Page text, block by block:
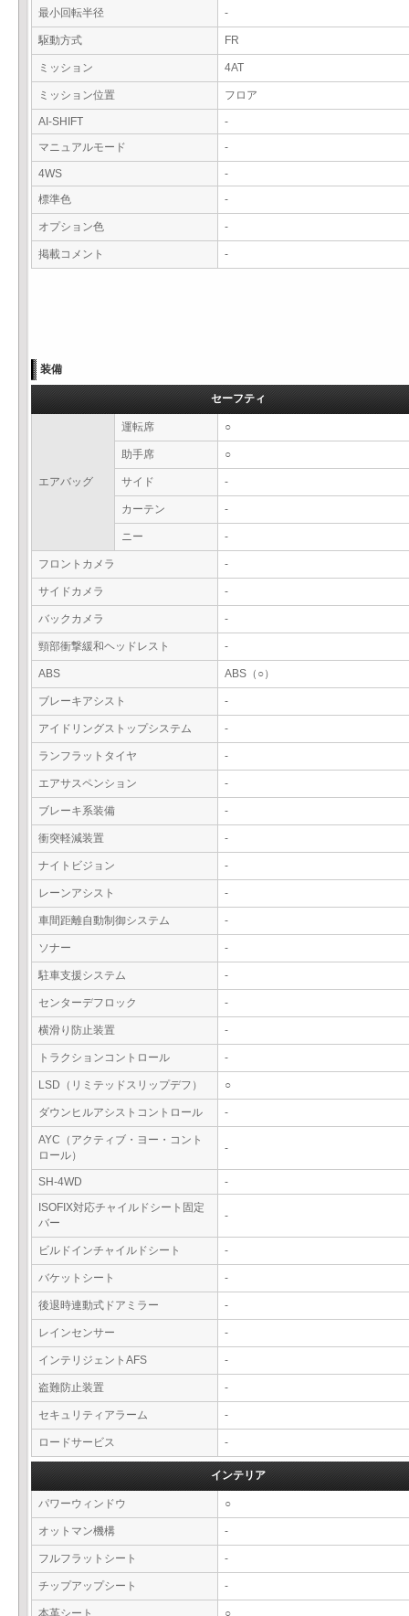
最小回転半径 -
駆動方式 FR
ミッション 4AT
ミッション位置 フロア
AI-SHIFT
-
マニュアルモード
-
4WS
-
標準色
-
オプション色 -
掲載コメント -
装備
セーフティ
エアバッグ
運転席 ○
助手席 ○
サイド -
カーテン -
ニー -
フロントカメラ -
サイドカメラ -
バックカメラ -
頸部衝撃緩和ヘッドレスト -
ABS ABS（○）
ブレーキアシスト -
アイドリングストップシステム -
ランフラットタイヤ -
エアサスペンション -
ブレーキ系装備 -
衝突軽減装置 -
ナイトビジョン -
レーンアシスト -
車間距離自動制御システム -
ソナー -
駐車支援システム -
センターデフロック -
横滑り防止装置 -
トラクションコントロール -
LSD（リミテッドスリップデフ） ○
ダウンヒルアシストコントロール -
AYC（アクティブ・ヨー・コント
ロール）
-
SH-4WD
-
ISOFIX対応チャイルドシート固定
バー
-
ビルドインチャイルドシート -
バケットシート -
後退時連動式ドアミラー -
レインセンサー -
インテリジェントAFS -
盗難防止装置 -
セキュリティアラーム -
ロードサービス -
インテリア
パワーウィンドウ ○
オットマン機構 -
フルフラットシート -
チップアップシート -
本革シート ○